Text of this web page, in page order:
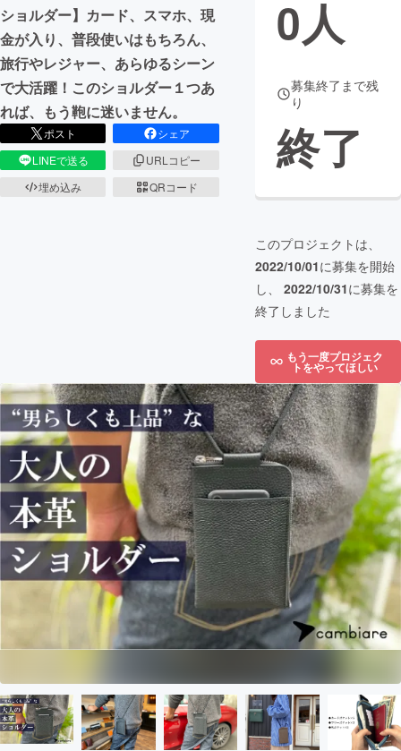
CAMPFIRE for Social Good
CAMPFIRE Creation
CAMPFIREふるさと納税machi-ya
ショルダー】カード、スマホ、現
金が入り、普段使いはもちろん、
旅行やレジャー、あらゆるシーン
で大活躍！このショルダー１つあ
れば、もう鞄に迷いません。
ポスト
シェア
LINEで送る
URLコピー
埋め込み
QRコード
0人
募集終了まで残
り
終了
このプロジェクトは、
2022/10/01に募集を開始
し、 2022/10/31に募集を
終了しました
もう一度プロジェク
トをやってほしい